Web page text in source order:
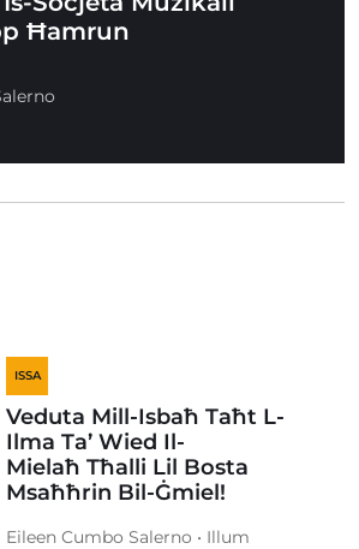
Ħamrun
ISSA
Veduta Mill-Isbaħ Taħt L-
Ilma Ta’ Wied Il-
Mielaħ Tħalli Lil Bosta
Msaħħrin Bil-Ġmiel!
Eileen Cumbo Salerno • Illum